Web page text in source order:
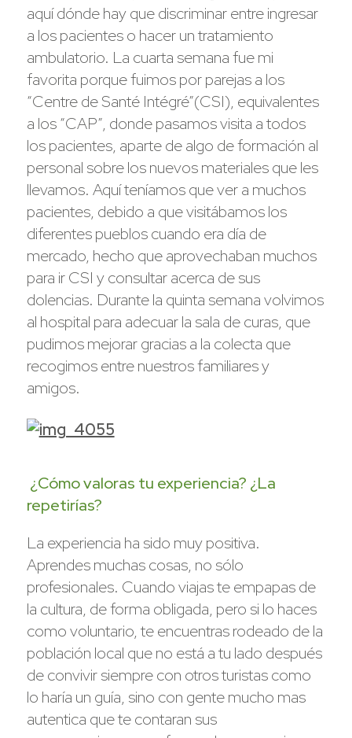
aquí dónde hay que discriminar entre ingresar
a los pacientes o hacer un tratamiento
ambulatorio. La cuarta semana fue mi
favorita porque fuimos por parejas a los
“Centre de Santé Intégré”(CSI), equivalentes
a los “CAP”, donde pasamos visita a todos
los pacientes, aparte de algo de formación al
personal sobre los nuevos materiales que les
llevamos. Aquí teníamos que ver a muchos
pacientes, debido a que visitábamos los
diferentes pueblos cuando era día de
mercado, hecho que aprovechaban muchos
para ir CSI y consultar acerca de sus
dolencias. Durante la quinta semana volvimos
al hospital para adecuar la sala de curas, que
pudimos mejorar gracias a la colecta que
recogimos entre nuestros familiares y
amigos.
¿Cómo valoras tu experiencia? ¿La
repetirías?
La experiencia ha sido muy positiva.
Aprendes muchas cosas, no sólo
profesionales. Cuando viajas te empapas de
la cultura, de forma obligada, pero si lo haces
como voluntario, te encuentras rodeado de la
población local que no está a tu lado después
de convivir siempre con otros turistas como
lo haría un guía, sino con gente mucho mas
autentica que te contaran sus